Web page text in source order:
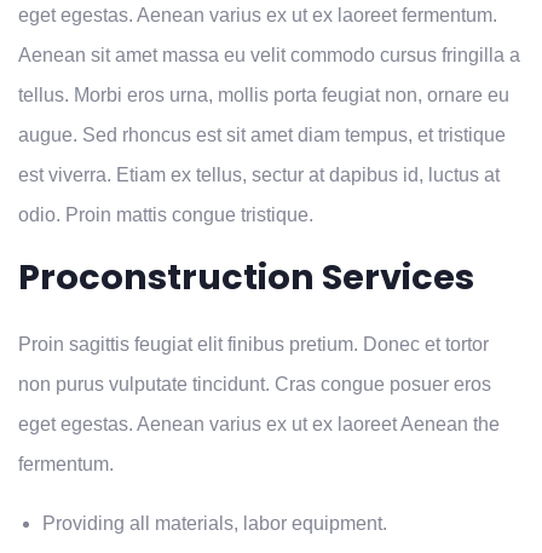
eget egestas. Aenean varius ex ut ex laoreet fermentum.
Aenean sit amet massa eu velit commodo cursus fringilla a
tellus. Morbi eros urna, mollis porta feugiat non, ornare eu
augue. Sed rhoncus est sit amet diam tempus, et tristique
est viverra. Etiam ex tellus, sectur at dapibus id, luctus at
odio. Proin mattis congue tristique.
Proconstruction Services
Proin sagittis feugiat elit finibus pretium. Donec et tortor
non purus vulputate tincidunt. Cras congue posuer eros
eget egestas. Aenean varius ex ut ex laoreet Aenean the
fermentum.
Providing all materials, labor equipment.